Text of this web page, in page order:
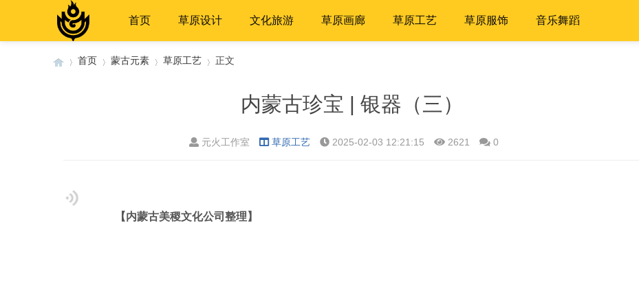
首页 草原设计 文化旅游 草原画廊 草原工艺 草原服饰 音乐舞蹈
首页 蒙古元素 草原工艺 正文
内蒙古珍宝 | 银器（三）
元火工作室 草原工艺 2025-02-03 12:21:15 2621 0
【内蒙古美稷文化公司整理】